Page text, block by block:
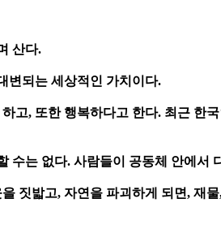
산다.
변되는 세상적인 가치이다.
고, 또한 행복하다고 한다. 최근 한
수는 없다. 사람들이 공동체 안에
짓밟고, 자연을 파괴하게 되면, 재